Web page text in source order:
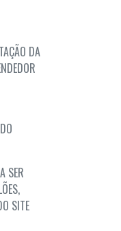
DA
SER
SITE